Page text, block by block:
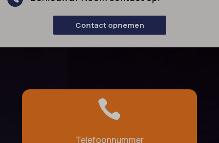
Contact opnemen

Telefoonnummer